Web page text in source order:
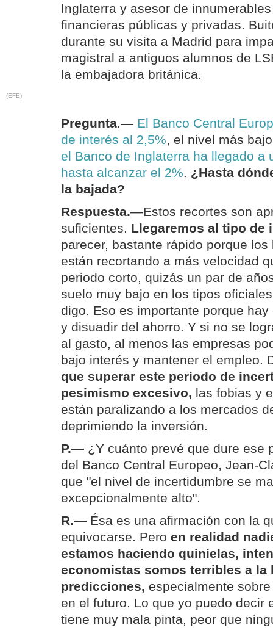
Inglaterra y asesor de
financieras públicas y privadas.
durante su visita a Madrid para
magistral a antiguos alumnos de
la embajadora británica.
(EFE)
Pregunta.— El Banco Central
de interés al 2,5%, el nivel más
el Banco de Inglaterra ha llegado a
hasta alcanzar el 2%. ¿Hasta
la bajada?
Respuesta.—Estos recortes son
suficientes. Llegaremos al tipo de
parecer, bastante rápido porque
están recortando a más velocidad
periodo corto, quizás un par de
suelo muy bajo en los tipos
digo. Eso es importante porque
y disuadir del ahorro. Y si no se
al gasto, al menos las empresas
bajo interés y mantener el empleo.
que superar este periodo de
pesimismo excesivo, las fobias y
están paralizando a los mercados
deprimiendo la inversión.
P.— ¿Y cuánto prevé que dure ese
del Banco Central Europeo, Jean-
que "el nivel de incertidumbre se
excepcionalmente alto".
R.— Ésa es una afirmación con la
equivocarse. Pero en realidad
estamos haciendo quinielas,
economistas somos terribles a la
predicciones, especialmente
en el futuro. Lo que yo puedo decir
tiene muy mala pinta, peor que